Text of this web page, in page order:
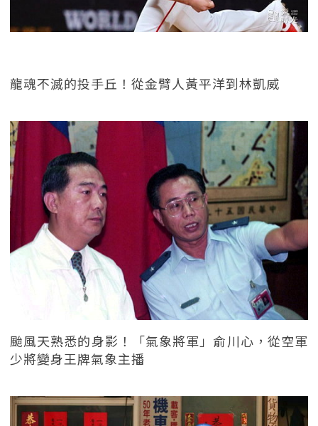
龍魂不滅的投手丘！從金臂人黃平洋到林凱威
颱風天熟悉的身影！「氣象將軍」俞川心，從空軍
少將變身王牌氣象主播